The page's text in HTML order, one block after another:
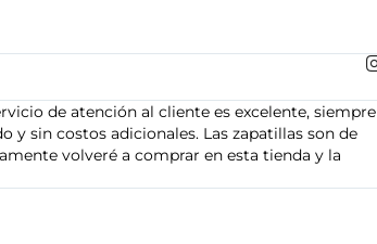
de atención al cliente es excelente, siempre
sin costos adicionales. Las zapatillas son de
volveré a comprar en esta tienda y la